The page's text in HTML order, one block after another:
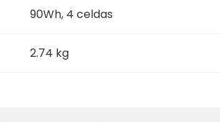
90Wh, 4 celdas
2.74 kg